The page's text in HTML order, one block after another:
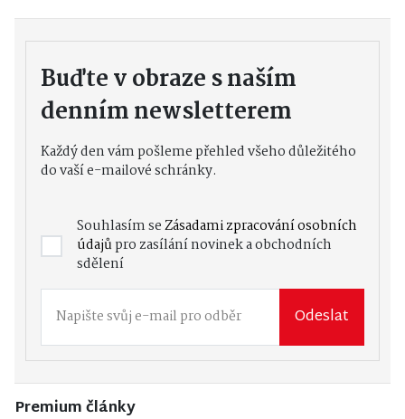
Buďte v obraze s naším
denním newsletterem
Každý den vám pošleme přehled všeho důležitého
do vaší e-mailové schránky.
Souhlasím seZásadami zpracování osobních
údajůpro zasílání novinek a obchodních
sdělení
Odeslat
Premium články